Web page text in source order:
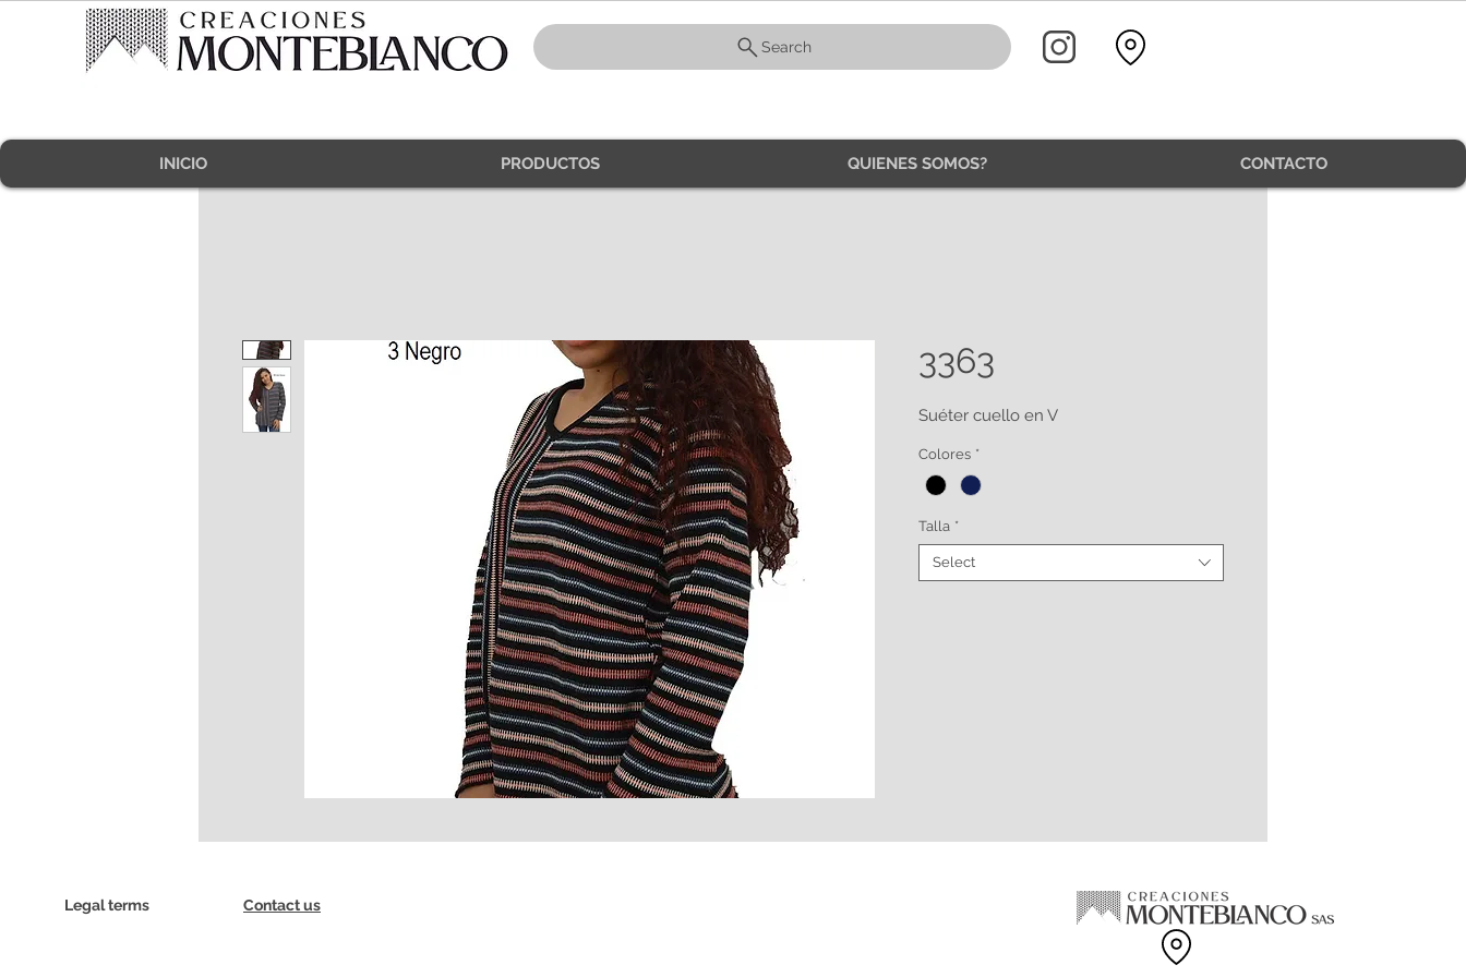
Search
INICIO PRODUCTOS QUIENES SOMOS? CONTACTO
3363
Suéter cuello en V
Colores *
Talla *
Select
Legal terms Contact us